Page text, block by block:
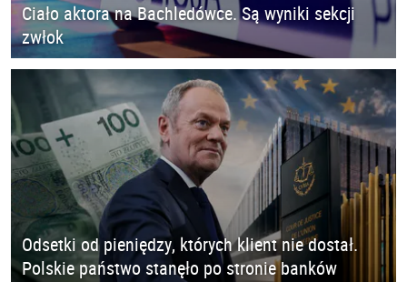
Ciało aktora na Bachledówce. Są wyniki sekcji
zwłok
Odsetki od pieniędzy, których klient nie dostał.
Polskie państwo stanęło po stronie banków